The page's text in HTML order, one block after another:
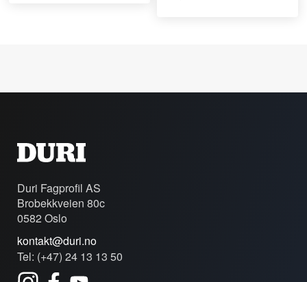
Duri Fagprofil AS
Brobekkveien 80c
0582 Oslo
kontakt@duri.no
Tel: (+47) 24 13 13 50